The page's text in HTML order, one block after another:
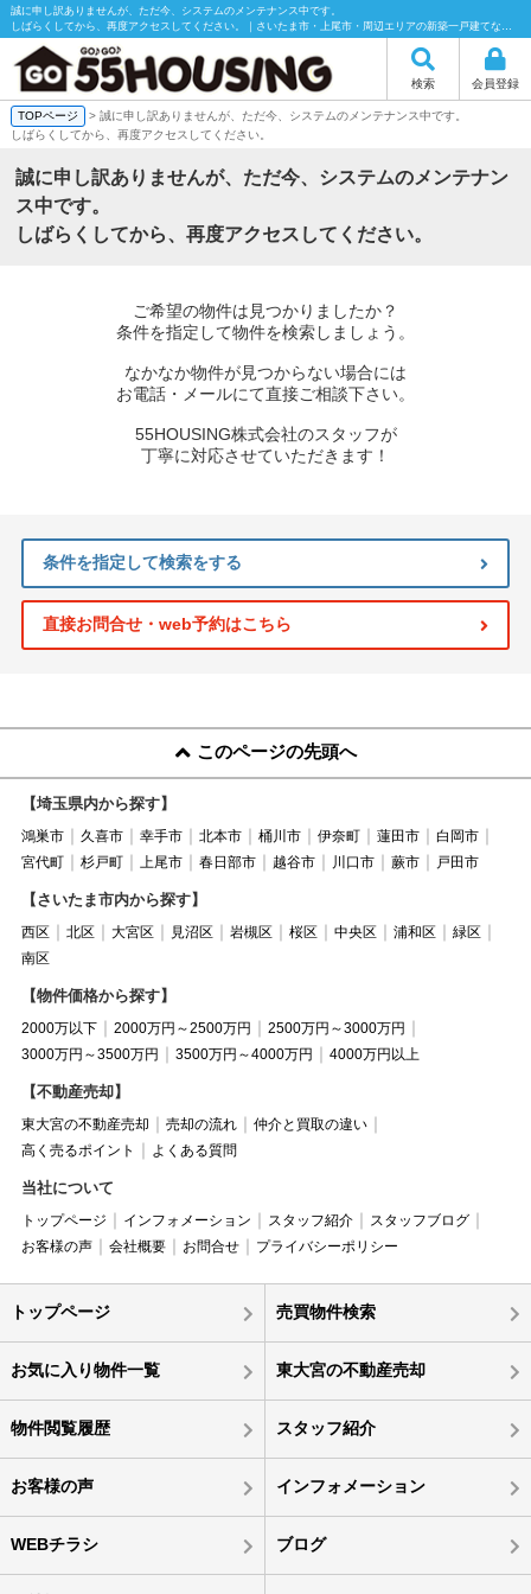
誠に申し訳ありませんが、ただ今、システムのメンテナンス中です。
しばらくしてから、再度アクセスしてください。｜さいたま市・上尾市・周辺エリアの新築一戸建てなら55HOUSING（55ハウジング）にお任せください！
検索 会員登録
TOPページ
> 誠に申し訳ありませんが、ただ今、システムのメンテナンス中です。
しばらくしてから、再度アクセスしてください。
誠に申し訳ありませんが、ただ今、システムのメンテナン
ス中です。
しばらくしてから、再度アクセスしてください。
ご希望の物件は見つかりましたか？
条件を指定して物件を検索しましょう。
なかなか物件が見つからない場合には
お電話・メールにて直接ご相談下さい。
55HOUSING株式会社のスタッフが
丁寧に対応させていただきます！
条件を指定して検索をする
直接お問合せ・web予約はこちら
このページの先頭へ
【埼玉県内から探す】
鴻巣市 久喜市 幸手市 北本市 桶川市 伊奈町 蓮田市
白岡市
宮代町
杉戸町 上尾市 春日部市 越谷市 川口市 蕨市 戸田市
【さいたま市内から探す】
西区 北区 大宮区 見沼区 岩槻区 桜区 中央区 浦和区
緑区
南区
【物件価格から探す】
2000万以下 2000万円～2500万円
2500万円～3000万円
3000万円～3500万円
3500万円～4000万円 4000万円以上
【不動産売却】
東大宮の不動産売却 売却の流れ
仲介と買取の違い
高く売るポイント
よくある質問
当社について
トップページ インフォメーション スタッフ紹介
スタッフブログ
お客様の声
会社概要 お問合せ プライバシーポリシー
トップページ 売買物件検索
お気に入り物件一覧 東大宮の不動産売却
物件閲覧履歴 スタッフ紹介
お客様の声 インフォメーション
WEBチラシ ブログ